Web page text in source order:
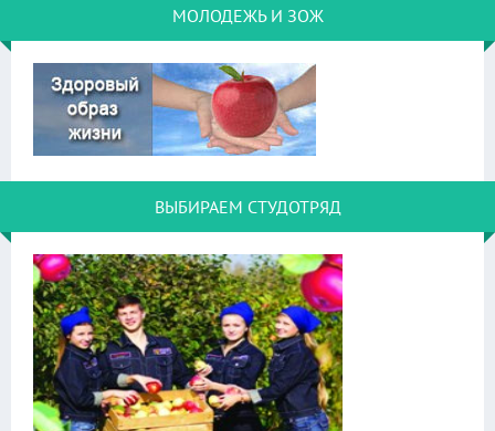
МОЛОДЕЖЬ И ЗОЖ
ВЫБИРАЕМ СТУДОТРЯД